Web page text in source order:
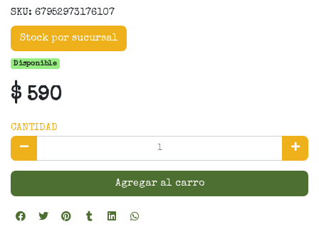
SKU: 67952973176107
Stock por sucursal
Disponible
$ 590
CANTIDAD
Agregar al carro